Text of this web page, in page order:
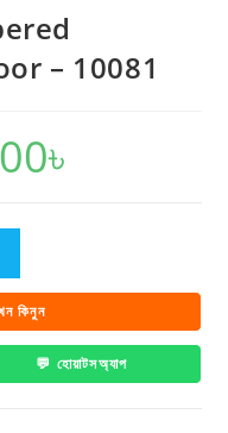
– 10081
৳
কিনুন
💬 হোয়াটসঅ্যাপ